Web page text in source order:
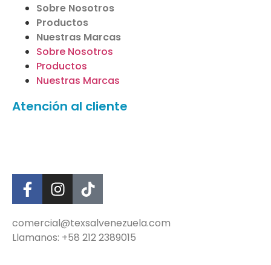
Sobre Nosotros
Productos
Nuestras Marcas
Sobre Nosotros
Productos
Nuestras Marcas
Atención al cliente
comercial@texsalvenezuela.com
Llamanos: +58 212 2389015